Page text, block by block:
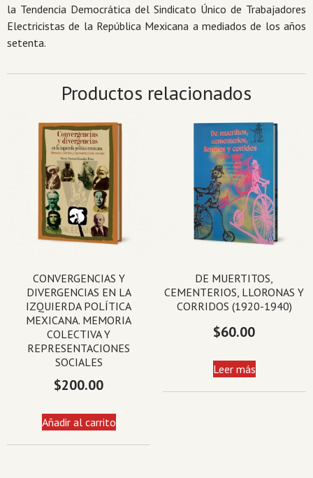
la Tendencia Democrática del Sindicato Único de Trabajadores
Electricistas de la República Mexicana a mediados de los años
setenta.
Productos relacionados
CONVERGENCIAS Y
DIVERGENCIAS EN LA
IZQUIERDA POLÍTICA
MEXICANA. MEMORIA
COLECTIVA Y
REPRESENTACIONES
SOCIALES
$200.00
Añadir al carrito
DE MUERTITOS,
CEMENTERIOS, LLORONAS Y
CORRIDOS (1920-1940)
$60.00
Leer más